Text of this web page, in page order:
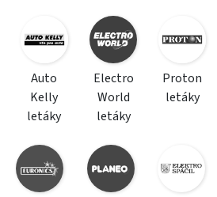
Auto
Kelly
letáky
Electro
World
letáky
Proton
letáky